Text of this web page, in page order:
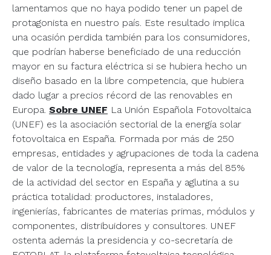
lamentamos que no haya podido tener un papel de
protagonista en nuestro país. Este resultado implica
una ocasión perdida también para los consumidores,
que podrían haberse beneficiado de una reducción
mayor en su factura eléctrica si se hubiera hecho un
diseño basado en la libre competencia, que hubiera
dado lugar a precios récord de las renovables en
Europa. Sobre UNEF La Unión Española Fotovoltaica
(UNEF) es la asociación sectorial de la energía solar
fotovoltaica en España. Formada por más de 250
empresas, entidades y agrupaciones de toda la cadena
de valor de la tecnología, representa a más del 85%
de la actividad del sector en España y aglutina a su
práctica totalidad: productores, instaladores,
ingenierías, fabricantes de materias primas, módulos y
componentes, distribuidores y consultores. UNEF
ostenta además la presidencia y co-secretaría de